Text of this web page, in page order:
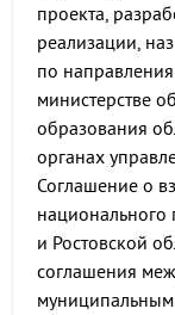
проекта,
реализации,
по
министерстве
образования
органах
Соглашение о
и Ростовской
соглашения